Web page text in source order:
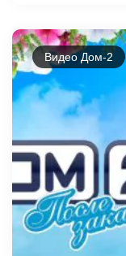
Видео Дом-2